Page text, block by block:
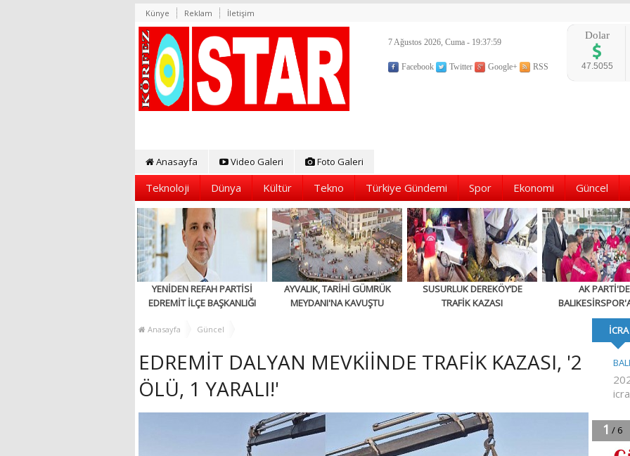
Künye Reklam İletişim
7 Ağustos 2026, Cuma - 19:38:01
Facebook Twitter Google+ RSS
Dolar
47.5055
Anasayfa Video Galeri Foto Galeri
Teknoloji Dünya Kültür Tekno Türkiye Gündemi Spor Ekonomi Güncel
YENİDEN REFAH PARTİSİ
EDREMİT İLÇE BAŞKANLIĞI
AÇILIYOR!
AYVALIK, TARİHİ GÜMRÜK
MEYDANI'NA KAVUŞTU
SUSURLUK DEREKÖY’DE
TRAFİK KAZASI
AK
FORMA
Anasayfa Güncel
EDREMİT DALYAN MEVKİİNDE TRAFİK KAZASI, '2
ÖLÜ, 1 YARALI!'